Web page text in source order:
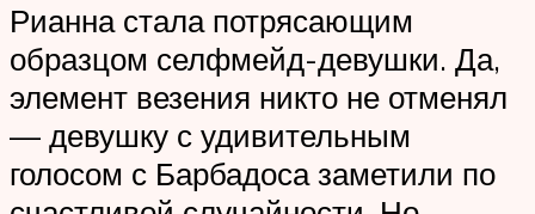
Рианна стала потрясающим
образцом селфмейд-девушки. Да,
элемент везения никто не отменял
— девушку с удивительным
голосом с Барбадоса заметили по